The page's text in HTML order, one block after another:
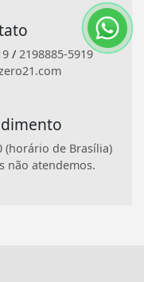
/ 2198885-5919
(horário de Brasília)
não atendemos.